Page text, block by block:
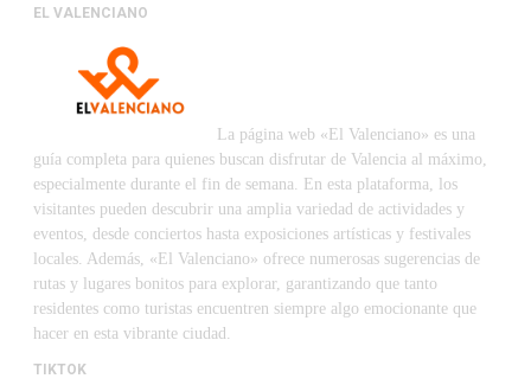
EL VALENCIANO
La página web «El Valenciano» es una
guía completa para quienes buscan disfrutar de Valencia al máximo,
especialmente durante el fin de semana. En esta plataforma, los
visitantes pueden descubrir una amplia variedad de actividades y
eventos, desde conciertos hasta exposiciones artísticas y festivales
locales. Además, «El Valenciano» ofrece numerosas sugerencias de
rutas y lugares bonitos para explorar, garantizando que tanto
residentes como turistas encuentren siempre algo emocionante que
hacer en esta vibrante ciudad.
TIKTOK